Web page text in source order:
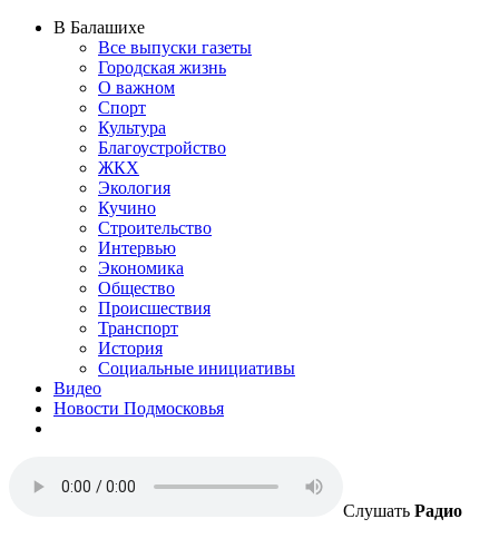
В Балашихе
Все выпуски газеты
Городская жизнь
О важном
Спорт
Культура
Благоустройство
ЖКХ
Экология
Кучино
Строительство
Интервью
Экономика
Общество
Происшествия
Транспорт
История
Социальные инициативы
Видео
Новости Подмосковья
Слушать Радио